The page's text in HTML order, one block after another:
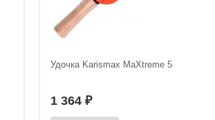
Удочка Karismax MaXtreme 5
1 364 ₽